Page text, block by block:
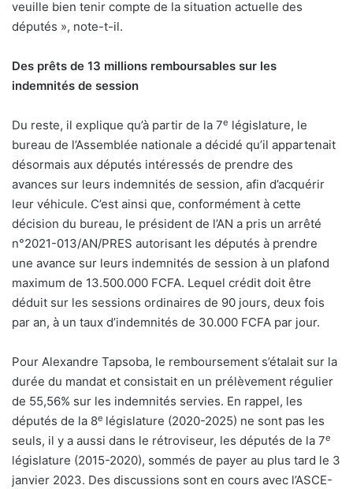
veuille bien tenir compte de la situation actuelle des
députés », note-t-il.
Des prêts de 13 millions remboursables sur les
indemnités de session
Du reste, il explique qu’à partir de la 7e législature, le
bureau de l’Assemblée nationale a décidé qu’il appartenait
désormais aux députés intéressés de prendre des
avances sur leurs indemnités de session, afin d’acquérir
leur véhicule. C’est ainsi que, conformément à cette
décision du bureau, le président de l’AN a pris un arrêté
n°2021-013/AN/PRES autorisant les députés à prendre
une avance sur leurs indemnités de session à un plafond
maximum de 13.500.000 FCFA. Lequel crédit doit être
déduit sur les sessions ordinaires de 90 jours, deux fois
par an, à un taux d’indemnités de 30.000 FCFA par jour.
Pour Alexandre Tapsoba, le remboursement s’étalait sur la
durée du mandat et consistait en un prélèvement régulier
de 55,56% sur les indemnités servies. En rappel, les
députés de la 8e législature (2020-2025) ne sont pas les
seuls, il y a aussi dans le rétroviseur, les députés de la 7e
législature (2015-2020), sommés de payer au plus tard le 3
janvier 2023. Des discussions sont en cours avec l’ASCE-